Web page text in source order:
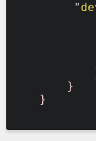
         "
}
}